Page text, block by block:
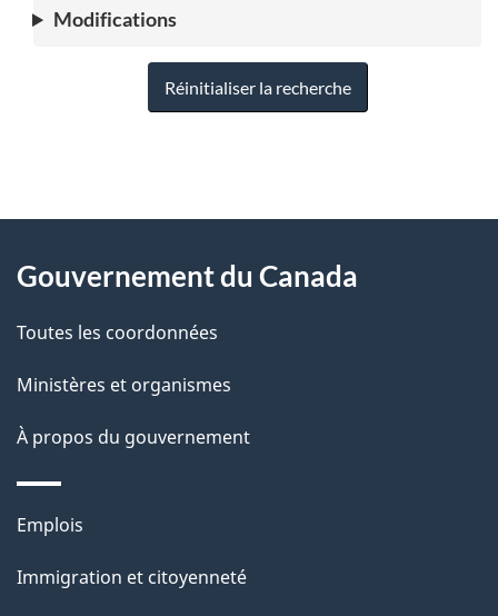
Modifications
Réinitialiser la recherche
D
t
a
l
s
l
a
propos
ce
site
Gouvernement du Canada
Toutes les coordonnées
Ministères et organismes
À propos du gouvernement
Thèmes
sujets
Emplois
Immigration et citoyenneté